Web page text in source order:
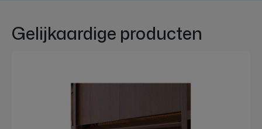
Gelijkaardige producten